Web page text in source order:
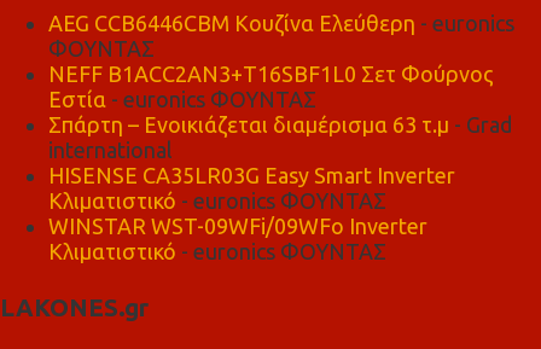
AEG CCB6446CBM Κουζίνα Ελεύθερη - euronics
ΦΟΥΝΤΑΣ
NEFF B1ACC2AN3+T16SBF1L0 Σετ Φούρνος
Εστία - euronics ΦΟΥΝΤΑΣ
Σπάρτη – Ενοικιάζεται διαμέρισμα 63 τ.μ - Grad
international
HISENSE CA35LR03G Easy Smart Inverter
Κλιματιστικό - euronics ΦΟΥΝΤΑΣ
WINSTAR WST-09WFi/09WFo Inverter
Κλιματιστικό - euronics ΦΟΥΝΤΑΣ
LAKONES.gr